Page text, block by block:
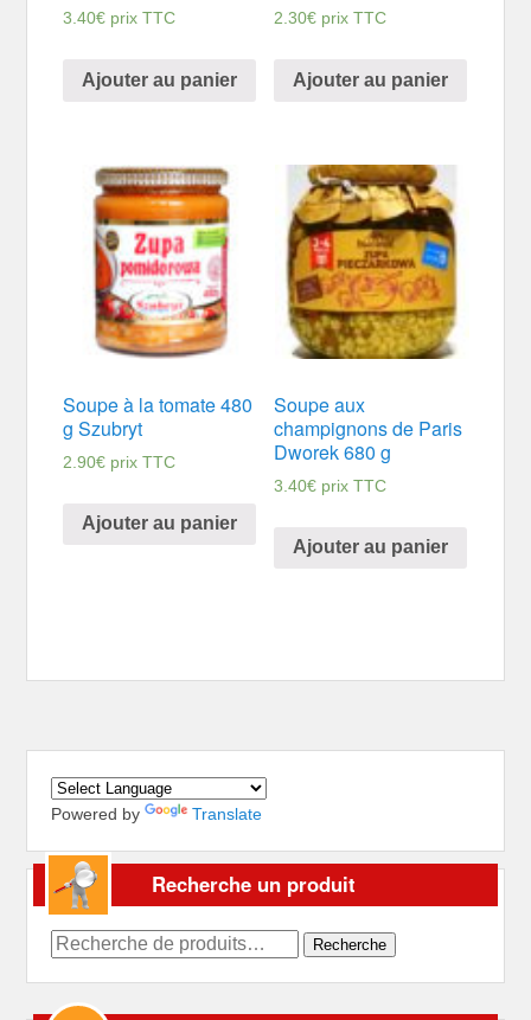
3.40€ prix TTC
Ajouter au panier
2.30€ prix TTC
Ajouter au panier
Soupe à la tomate 480
g Szubryt
2.90€ prix TTC
Ajouter au panier
Soupe aux
champignons de Paris
Dworek 680 g
3.40€ prix TTC
Ajouter au panier
Powered by Translate
Recherche un produit
Recherche
Recherche